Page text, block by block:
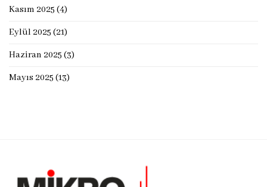
Kasım 2025 (4)
Eylül 2025 (21)
Haziran 2025 (3)
Mayıs 2025 (13)